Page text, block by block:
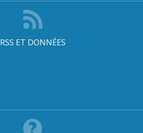
RSS ET DONNÉES